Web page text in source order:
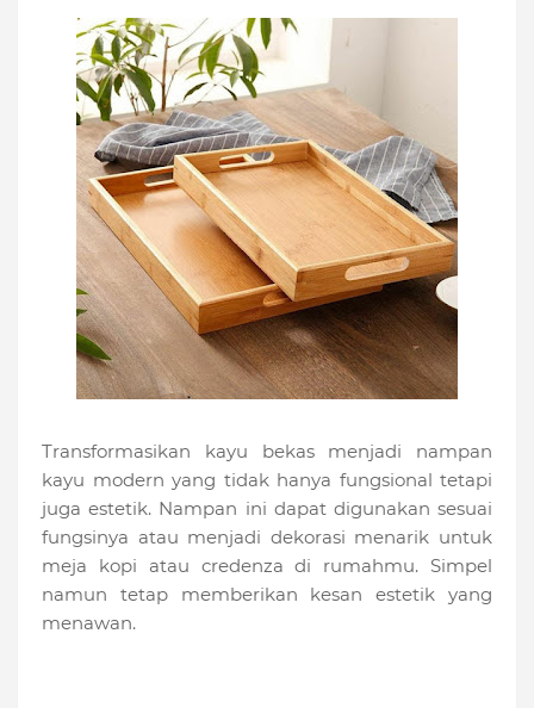
Transformasikan kayu bekas menjadi nampan
kayu modern yang tidak hanya fungsional tetapi
juga estetik. Nampan ini dapat digunakan sesuai
fungsinya atau menjadi dekorasi menarik untuk
meja kopi atau credenza di rumahmu. Simpel
namun tetap memberikan kesan estetik yang
menawan.